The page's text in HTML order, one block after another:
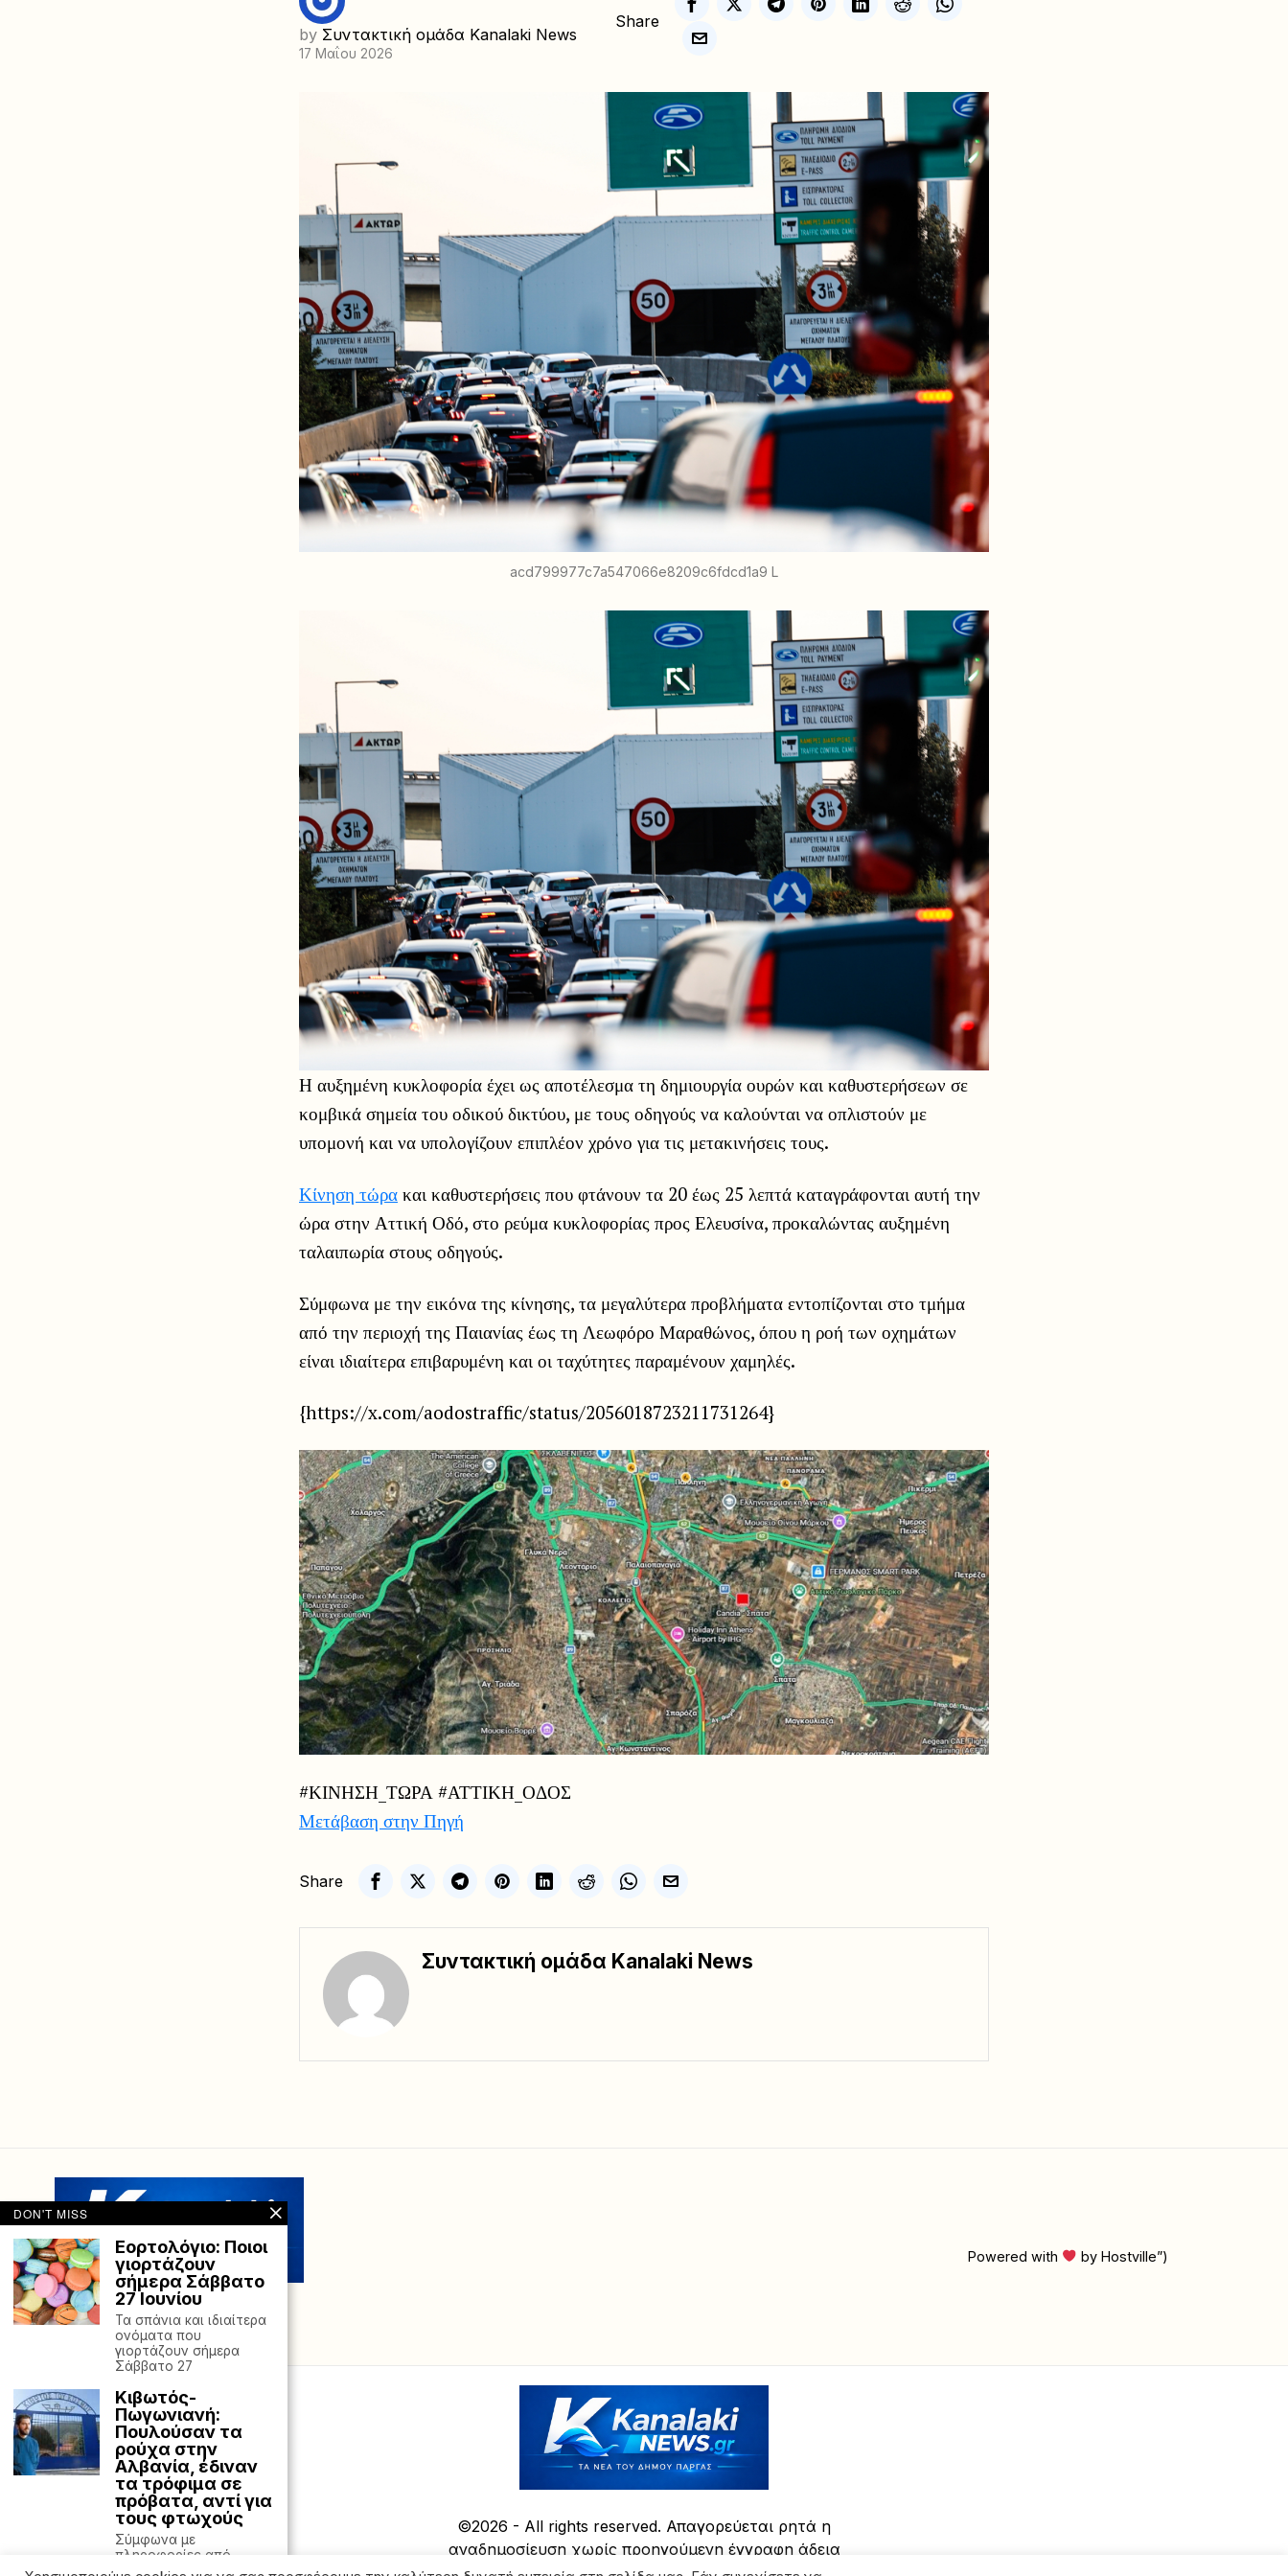
by Συντακτική ομάδα Kanalaki News
17 Μαΐου 2026
Share
acd799977c7a547066e8209c6fdcd1a9 L
Η αυξημένη κυκλοφορία έχει ως αποτέλεσμα τη δημιουργία ουρών και καθυστερήσεων σε
κομβικά σημεία του οδικού δικτύου, με τους οδηγούς να καλούνται να οπλιστούν με
υπομονή και να υπολογίζουν επιπλέον χρόνο για τις μετακινήσεις τους.
Κίνηση τώρα και καθυστερήσεις που φτάνουν τα 20 έως 25 λεπτά καταγράφονται αυτή την
ώρα στην Αττική Οδό, στο ρεύμα κυκλοφορίας προς Ελευσίνα, προκαλώντας αυξημένη
ταλαιπωρία στους οδηγούς.
Σύμφωνα με την εικόνα της κίνησης, τα μεγαλύτερα προβλήματα εντοπίζονται στο τμήμα
από την περιοχή της Παιανίας έως τη Λεωφόρο Μαραθώνος, όπου η ροή των οχημάτων
είναι ιδιαίτερα επιβαρυμένη και οι ταχύτητες παραμένουν χαμηλές.
{https://x.com/aodostraffic/status/2056018723211731264}
#ΚΙΝΗΣΗ_ΤΩΡΑ #ΑΤΤΙΚΗ_ΟΔΟΣ
Μετάβαση στην Πηγή
Share
Συντακτική ομάδα Kanalaki News
Powered with by Hostville”)
©2026 - All rights reserved. Απαγορεύεται ρητά η
αναδημοσίευση χωρίς προηγούμενη έγγραφη άδεια
DON'T MISS
Εορτολόγιο: Ποιοι
γιορτάζουν
σήμερα Σάββατο
27 Ιουνίου
Τα σπάνια και ιδιαίτερα
ονόματα που
γιορτάζουν σήμερα
Σάββατο 27
Κιβωτός-
Πωγωνιανή:
Πουλούσαν τα
ρούχα στην
Αλβανία, έδιναν
τα τρόφιμα σε
πρόβατα, αντί για
τους φτωχούς
Σύμφωνα με
πληροφορίες από
τοπικούς παράγοντες,